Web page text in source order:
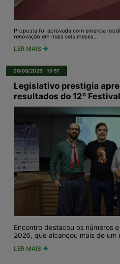
Proposta foi aprovada com emenda
renovação em mais seis meses...
LER MAIS
06/08/2026 - 15:57
Legislativo prestigia
resultados do 12º
Encontro destacou os números
2026, que alcançou mais de um
LER MAIS